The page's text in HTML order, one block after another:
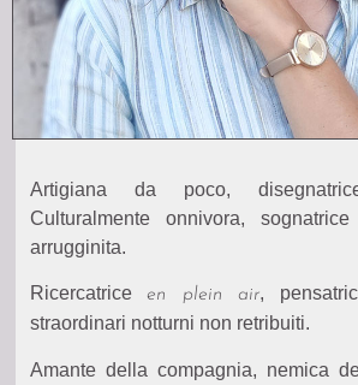
Artigiana da poco,
Culturalmente onnivora,
arrugginita.
Ricercatrice en plein air,
straordinari notturni non retribuiti.
Amante della compagnia, nemica